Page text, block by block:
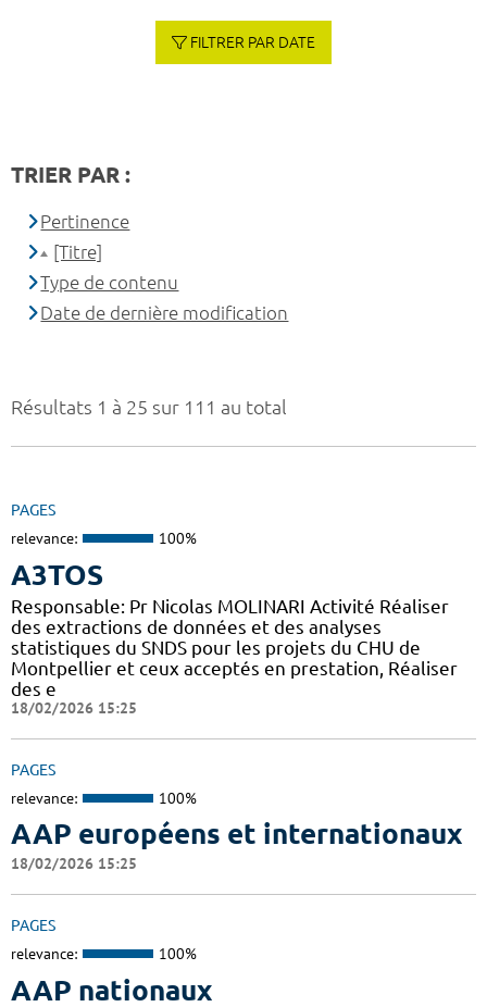
Résultats 1 à 25 sur 111 au total
PAGES
relevance: 100%
A3TOS
Responsable: Pr Nicolas MOLINARI Activité Réaliser
des extractions de données et des analyses
statistiques du SNDS pour les projets du CHU de
Montpellier et ceux acceptés en prestation, Réaliser
des e
18/02/2026 15:25
PAGES
relevance: 100%
AAP européens et internationaux
18/02/2026 15:25
PAGES
relevance: 100%
AAP nationaux
FILTRER PAR DATE
TRIER PAR :
Pertinence
[Titre]
Type de contenu
Date de dernière modification